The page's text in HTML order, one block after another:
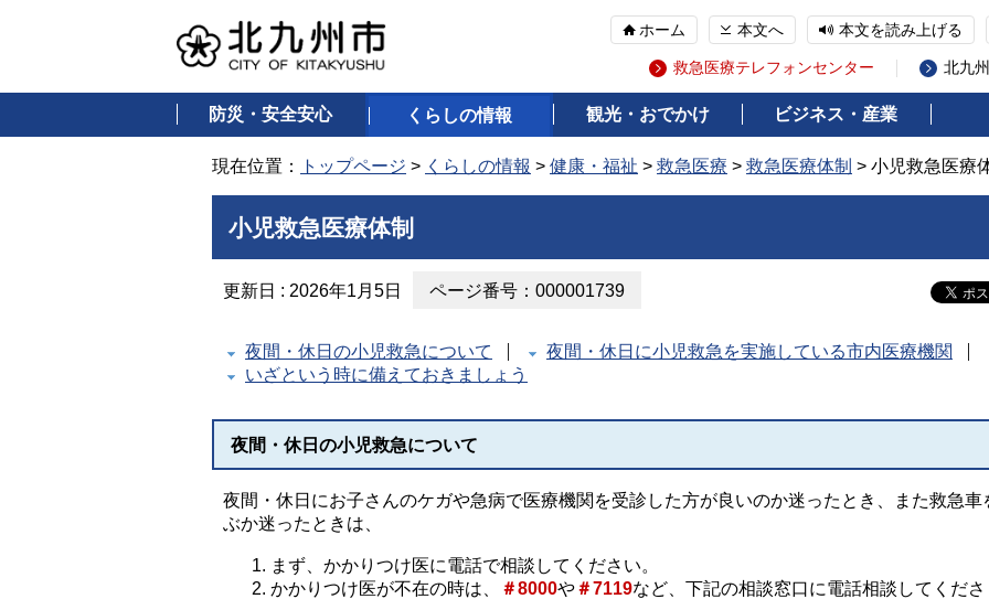
ホーム 本文へ 本文を読み上げる
救急医療テレフォンセンター 北九
防災・安全安心 くらしの情報 観光・おでかけ ビジネス・産業
現在位置： トップページ > くらしの情報 > 健康・福祉 > 救急医療 > 救急医療体制 > 小児救急医療
小児救急医療体制
更新日 : 2026年1月5日 ページ番号：000001739
夜間・休日の小児救急について
夜間・休日に小児救急を実施している市内医療機関
いざという時に備えておきましょう
夜間・休日の小児救急について
夜間・休日にお子さんのケガや急病で医療機関を受診した方が良いのか迷ったとき、また救急車
ぶか迷ったときは、
まず、かかりつけ医に電話で相談してください。
かかりつけ医が不在の時は、
＃8000や＃7119など、下記の相談窓口に電話相談してくださ